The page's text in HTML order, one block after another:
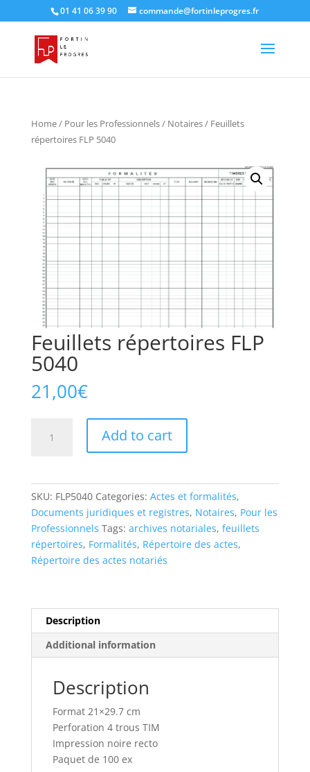
01 41 06 39 90 commande@fortinleprogres.fr
Home/ Pour les Professionnels/ Notaires/ Feuillets
répertoires FLP 5040
Feuillets répertoires FLP
5040
21,00€
répertoires
Add to cart
SKU: FLP5040 Categories: Actes et formalités,
Documents juridiques et registres, Notaires, Pour les
Professionnels Tags: archives notariales, feuillets
répertoires, Formalités, Répertoire des actes,
Répertoire des actes notariés
Description
Additional information
Description
Format 21×29.7 cm
Perforation 4 trous TIM
Impression noire recto
Paquet de 100 ex